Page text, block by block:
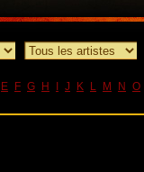
E F G H J K L M N O